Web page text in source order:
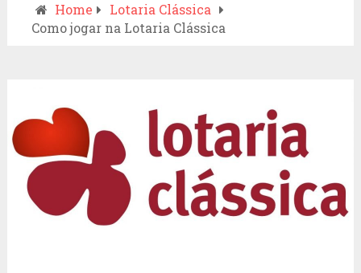
Home
Lotaria Clássica
Como jogar na Lotaria Clássica